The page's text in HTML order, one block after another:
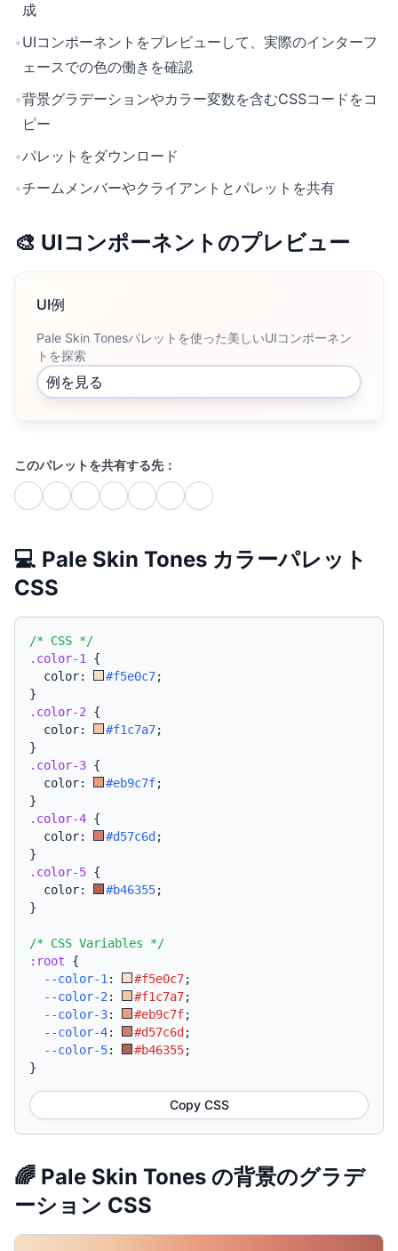
成
•UIコンポーネントをプレビューして、実際のインターフ
ェースでの色の働きを確認
•背景グラデーションやカラー変数を含むCSSコードをコ
ピー
•パレットをダウンロード
•チームメンバーやクライアントとパレットを共有
🎨 UIコンポーネントのプレビュー
UI例
Pale Skin Tonesパレットを使った美しいUIコンポーネン
トを探索
例を見る
このパレットを共有する先：
💻 Pale Skin Tones カラーパレット
CSS
/* CSS */
.color-1
{
  color:
#f5e0c7;
}
.color-2 {
  color:
#f1c7a7;
}
.color-3 {
  color:
#eb9c7f;
}
.color-4 {
  color:
#d57c6d ;
}
.color-5 {
  color:
#b46355;
}
/* CSS Variables */
:root {
--color-1 : #f5e0c7;
--color-2 : #f1c7a7;
--color-3: #eb9c7f;
--color-4: #d57c6d ;
--color-5: #b46355;
}
Copy CSS
🌈 Pale Skin Tones の背景のグラデ
ーション CSS